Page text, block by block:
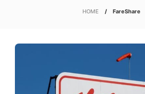
HOME FareShare